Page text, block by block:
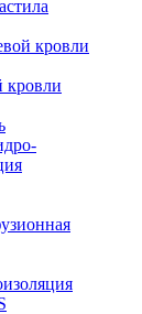
кровли
кровли